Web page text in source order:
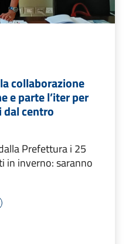
collaborazione
e parte l’iter per
centro
Prefettura i 25
in inverno: saranno